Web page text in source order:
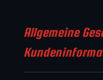
Allgemeine